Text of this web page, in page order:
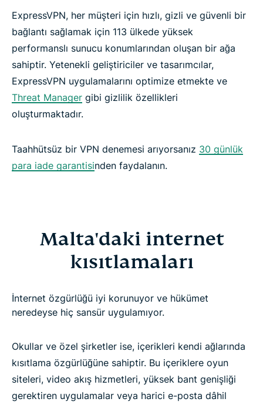
ExpressVPN, her müşteri için hızlı, gizli ve güvenli bir
bağlantı sağlamak için 113 ülkede yüksek
performanslı sunucu konumlarından oluşan bir ağa
sahiptir. Yetenekli geliştiriciler ve tasarımcılar,
ExpressVPN uygulamalarını optimize etmekte ve
Threat Manager gibi gizlilik özellikleri
oluşturmaktadır.
Taahhütsüz bir VPN denemesi arıyorsanız 30 günlük
para iade garantisinden faydalanın.
Malta'daki internet
kısıtlamaları
İnternet özgürlüğü iyi korunuyor ve hükümet
neredeyse hiç sansür uygulamıyor.
Okullar ve özel şirketler ise, içerikleri kendi ağlarında
kısıtlama özgürlüğüne sahiptir. Bu içeriklere oyun
siteleri, video akış hizmetleri, yüksek bant genişliği
gerektiren uygulamalar veya harici e-posta dâhil